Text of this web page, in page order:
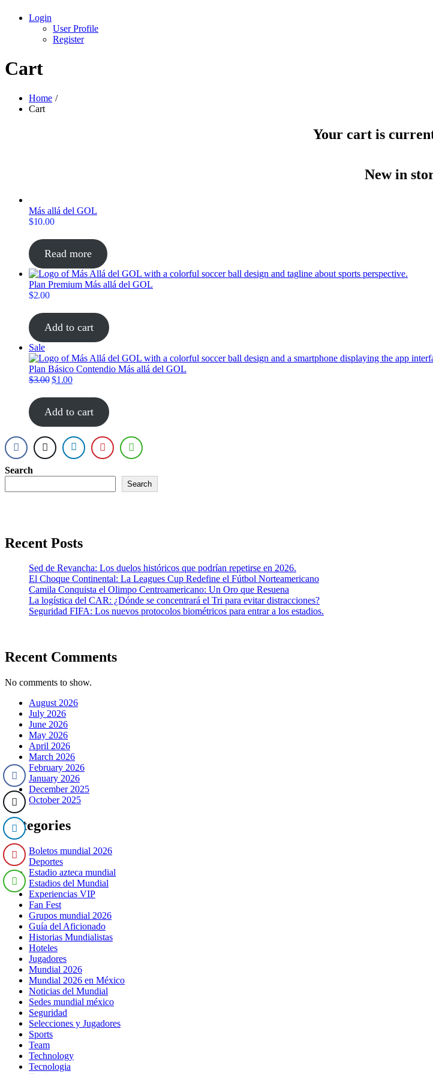
Login
User Profile
Register
Cart
Home
Cart
Your cart is
New in
Más allá del GOL
$10.00
Read more
Plan Premium Más allá del GOL
$2.00
Add to cart
SaleProduct
on
sale
Plan Básico Contendio Más allá del GOL
$3.00 Original
was:
$3.00.
$1.00Current
is:
$1.00.
Add to cart
Search
Search
Recent Posts
Sed de Revancha: Los duelos históricos que podrían repetirse en 2026.
El Choque Continental: La Leagues Cup Redefine el Fútbol Norteamericano
Camila Conquista el Olimpo Centroamericano: Un Oro que Resuena
La logística del CAR: ¿Dónde se concentrará el Tri para evitar distracciones?
Seguridad FIFA: Los nuevos protocolos biométricos para entrar a los estadios.
Recent Comments
No comments to show.
August 2026
July 2026
June 2026
May 2026
April 2026
March 2026
February 2026
January 2026
December 2025
October 2025
Categories
Boletos mundial 2026
Deportes
Estadio azteca mundial
Estadios del Mundial
Experiencias VIP
Fan Fest
Grupos mundial 2026
Guía del Aficionado
Historias Mundialistas
Hoteles
Jugadores
Mundial 2026
Mundial 2026 en México
Noticias del Mundial
Sedes mundial méxico
Seguridad
Selecciones y Jugadores
Sports
Team
Technology
Tecnologia